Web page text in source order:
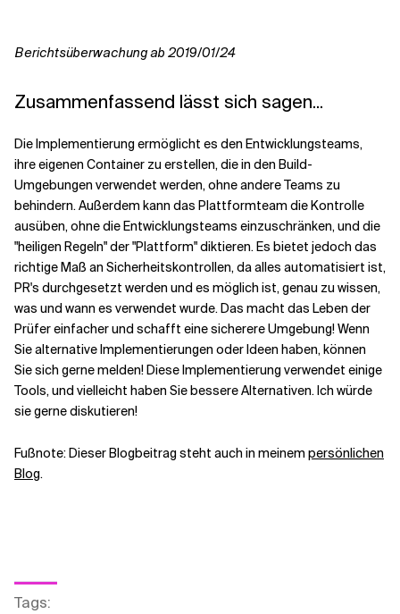
Berichtsüberwachung ab 2019/01/24
Zusammenfassend lässt sich sagen...
Die Implementierung ermöglicht es den Entwicklungsteams,
ihre eigenen Container zu erstellen, die in den Build-
Umgebungen verwendet werden, ohne andere Teams zu
behindern. Außerdem kann das Plattformteam die Kontrolle
ausüben, ohne die Entwicklungsteams einzuschränken, und die
"heiligen Regeln" der "Plattform" diktieren. Es bietet jedoch das
richtige Maß an Sicherheitskontrollen, da alles automatisiert ist,
PR's durchgesetzt werden und es möglich ist, genau zu wissen,
was und wann es verwendet wurde. Das macht das Leben der
Prüfer einfacher und schafft eine sicherere Umgebung! Wenn
Sie alternative Implementierungen oder Ideen haben, können
Sie sich gerne melden! Diese Implementierung verwendet einige
Tools, und vielleicht haben Sie bessere Alternativen. Ich würde
sie gerne diskutieren!
Fußnote: Dieser Blogbeitrag steht auch in meinem persönlichen
Blog.
Tags: